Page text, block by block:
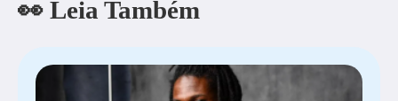
👀 Leia Também